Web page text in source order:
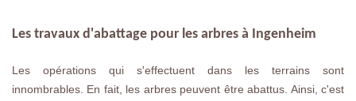
Les travaux d'abattage pour les arbres à Ingenheim
Les opérations qui s'effectuent dans les terrains sont
innombrables. En fait, les arbres peuvent être abattus. Ainsi, c'est